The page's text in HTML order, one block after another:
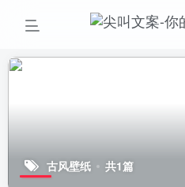
古风壁纸 共1篇